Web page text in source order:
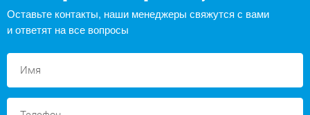
Оставьте контакты, наши менеджеры свяжутся с вами
и ответят на все вопросы